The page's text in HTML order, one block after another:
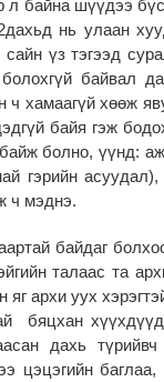
л байна шүүдээ
нь улаан
үз тэгээд
байвал
ч хамаагүй хөөж
байя гэж
болно, үүнд:
гэрийн
ч мэднэ.
байдаг
талаас та
архи уух
бяцхан
дахь
цэцэгийн